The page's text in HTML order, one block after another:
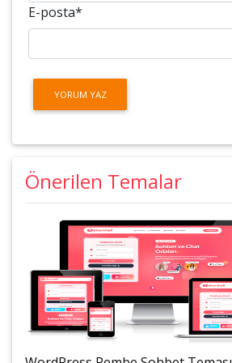
E-posta*
Önerilen Temalar